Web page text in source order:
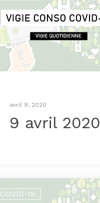
avril 9, 2020
9 avril 2020
COVID-19